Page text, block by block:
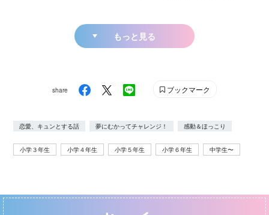
もっと見る
share ブックマーク
恋愛、キュンとする話 夢にむかってチャレンジ！ 感動＆ほっこり
小学３年生 小学４年生 小学５年生 小学６年生 中学生〜